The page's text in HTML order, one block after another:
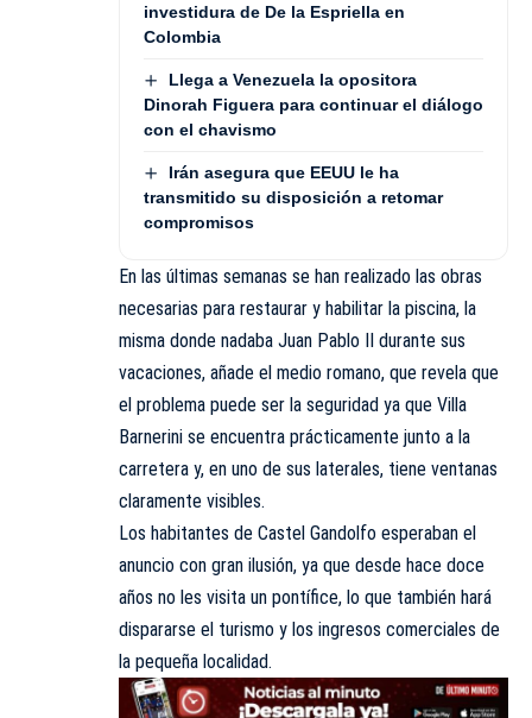
investidura de De la Espriella en
Colombia
Llega a Venezuela la opositora
Dinorah Figuera para continuar el diálogo
con el chavismo
Irán asegura que EEUU le ha
transmitido su disposición a retomar
compromisos
En las últimas semanas se han realizado las obras
necesarias para restaurar y habilitar la piscina, la
misma donde nadaba Juan Pablo II durante sus
vacaciones, añade el medio romano, que revela que
el problema puede ser la seguridad ya que Villa
Barnerini se encuentra prácticamente junto a la
carretera y, en uno de sus laterales, tiene ventanas
claramente visibles.
Los habitantes de Castel Gandolfo esperaban el
anuncio con gran ilusión, ya que desde hace doce
años no les visita un pontífice, lo que también hará
dispararse el turismo y los ingresos comerciales de
la pequeña localidad.